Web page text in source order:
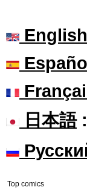
English
日本語:
Top comics